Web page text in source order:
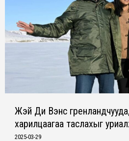
Жэй Ди Вэнс
харилцаагаа таслахыг
2025-03-29